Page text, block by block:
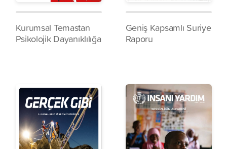
Kurumsal Temastan
Psikolojik Dayanıklılığa
Geniş Kapsamlı Suriye
Raporu